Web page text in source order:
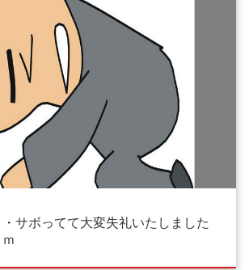
サボってて大変失礼いたしました